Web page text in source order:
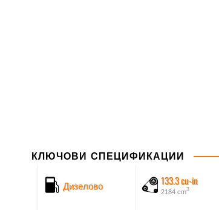
КЛЮЧОВИ СПЕЦИФИКАЦИИ
Дизелово 133.3 cu-in
2184 cm3